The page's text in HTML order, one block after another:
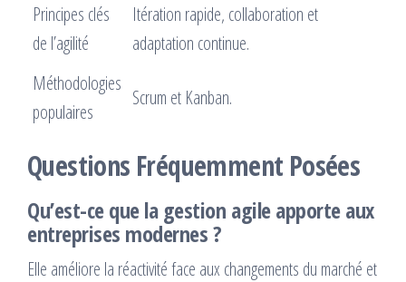
Principes clés
de l’agilité
Itération rapide, collaboration et
adaptation continue.
Méthodologies
populaires
Scrum et Kanban.
Questions Fréquemment Posées
Qu’est-ce que la gestion agile apporte aux
entreprises modernes ?
Elle améliore la réactivité face aux changements du marché et